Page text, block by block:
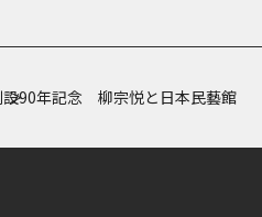
設90年記念 柳宗悦と日本民藝館